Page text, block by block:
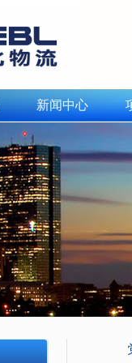
新闻中心